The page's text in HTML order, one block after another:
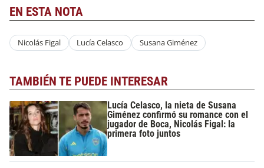
EN ESTA NOTA
Nicolás Figal Lucía Celasco Susana Giménez
TAMBIÉN TE PUEDE INTERESAR
Lucía Celasco, la nieta de Susana
Giménez confirmó su romance con el
jugador de Boca, Nicolás Figal: la
primera foto juntos